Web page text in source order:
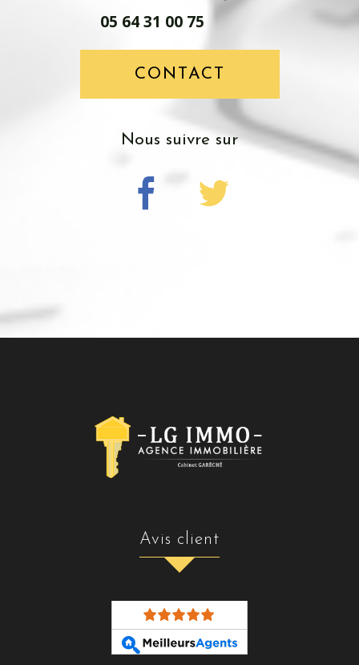
05 64 31 00 75
CONTACT
nous suivre sur
avis client